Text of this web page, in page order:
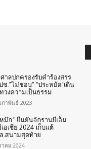
าลปกครองรับคำร้องสรร
ช.”ไม่ชอบ” “ประหยัด”เดิน
วงความเป็นธรรม
ภาพันธ์ 2023
หมึก” ยืนยันจักรานบีเอ็ม
เอเชีย 2024 เก็บแต้
.สนามสุดท้าย
คม 2024